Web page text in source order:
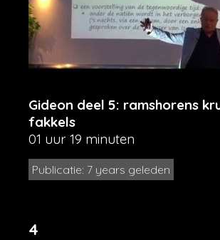
Gideon deel 5: ramshorens
fakkels
01 uur 19 minuten
Publicatie: 7 years geleden
4